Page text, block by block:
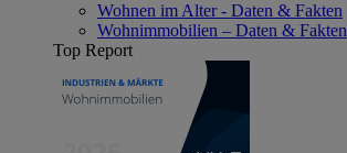
Wohnen im Alter - Daten & Fakten
Wohnimmobilien – Daten & Fakten
Top Report